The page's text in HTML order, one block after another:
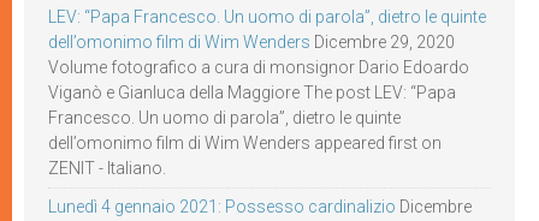
LEV: “Papa Francesco. Un uomo di parola”, dietro le quinte
dell’omonimo film di Wim Wenders Dicembre 29, 2020
Volume fotografico a cura di monsignor Dario Edoardo
Viganò e Gianluca della Maggiore The post LEV: “Papa
Francesco. Un uomo di parola”, dietro le quinte
dell’omonimo film di Wim Wenders appeared first on
ZENIT - Italiano.
Lunedì 4 gennaio 2021: Possesso cardinalizio Dicembre